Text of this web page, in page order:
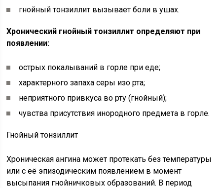
гнойный тонзиллит вызывает боли в ушах.
Хронический гнойный тонзиллит определяют при
появлении:
острых покалываний в горле при еде;
характерного запаха серы изо рта;
неприятного привкуса во рту (гнойный);
чувства присутствия инородного предмета в горле.
Гнойный тонзиллит
Хроническая ангина может протекать без температуры
или с её эпизодическим появлением в момент
высыпания гнойничковых образований. В период